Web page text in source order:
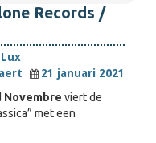
Records /
21 januari 2021
Novembre viert de
met een